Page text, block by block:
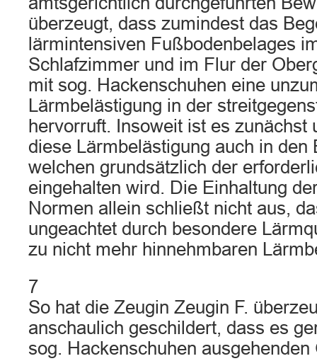
überzeugt, dass zumindest das
lärmintensiven Fußbodenbelages
Schlafzimmer und im Flur der
mit sog. Hackenschuhen eine
Lärmbelästigung in der
hervorruft. Insoweit ist es zunächst
diese Lärmbelästigung auch in den
welchen grundsätzlich der
eingehalten wird. Die Einhaltung
Normen allein schließt nicht aus,
ungeachtet durch besondere
zu nicht mehr hinnehmbaren
7
So hat die Zeugin Zeugin F.
anschaulich geschildert, dass es
sog. Hackenschuhen